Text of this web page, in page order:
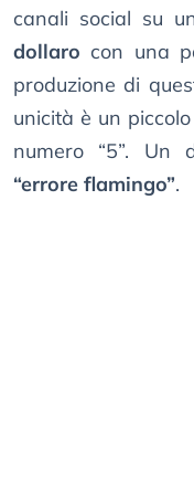
canali social su
dollaro con una
produzione di
unicità è un
numero “5”. Un
“errore flamingo”.